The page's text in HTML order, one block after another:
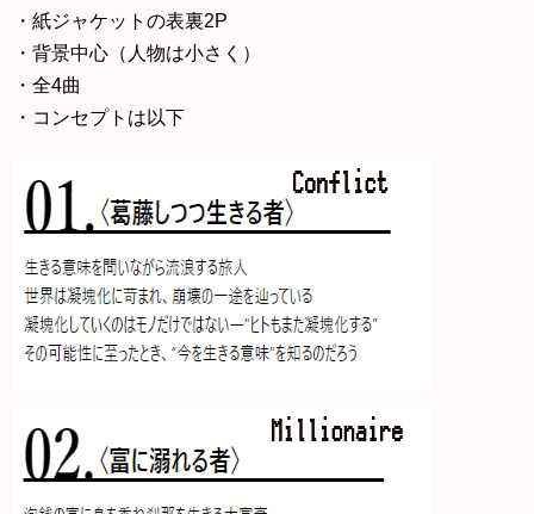
・紙ジャケットの表裏2P
・背景中心（人物は小さく）
・全4曲
・コンセプトは以下